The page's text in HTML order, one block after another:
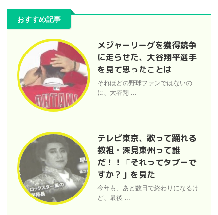
おすすめ記事
メジャーリーグを獲得競争
に走らせた、大谷翔平選手
を見て思ったことは
それほどの野球ファンではないの
に、大谷翔 ...
テレビ東京、歌って踊れる
教祖・深見東州って誰
だ！！「それってタブーで
すか？」を見た
今年も、あと数日で終わりになるけ
ど、最後 ...